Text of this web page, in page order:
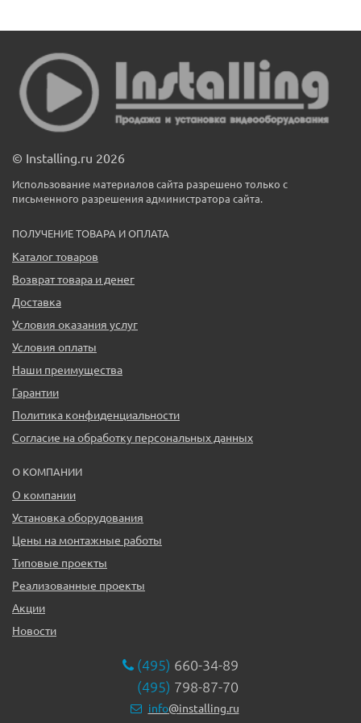
© Installing.ru 2026
Использование материалов сайта разрешено только с
письменного разрешения администратора сайта.
ПОЛУЧЕНИЕ ТОВАРА И ОПЛАТА
Каталог товаров
Возврат товара и денег
Доставка
Условия оказания услуг
Условия оплаты
Наши преимущества
Гарантии
Политика конфиденциальности
Согласие на обработку персональных данных
О КОМПАНИИ
О компании
Установка оборудования
Цены на монтажные работы
Типовые проекты
Реализованные проекты
Акции
Новости
(495) 660-34-89
(495) 798-87-70
info@installing.ru